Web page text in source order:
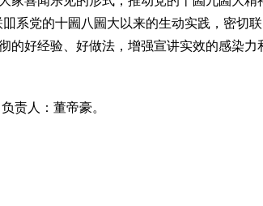
系党的十圌八圌大以来的生动实践，密切联
的好经验、好做法，增强宣讲实效的感染力
责人：董帝豪。